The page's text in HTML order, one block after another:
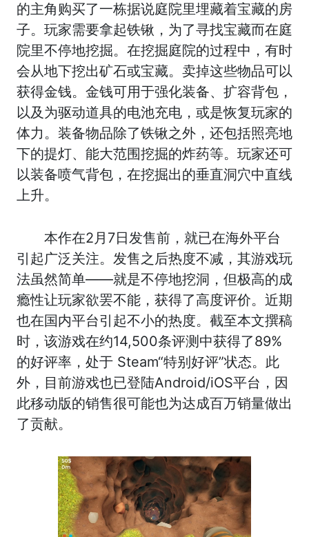
的主角购买了一栋据说庭院里埋藏着宝藏的房
子。玩家需要拿起铁锹，为了寻找宝藏而在庭
院里不停地挖掘。在挖掘庭院的过程中，有时
会从地下挖出矿石或宝藏。卖掉这些物品可以
获得金钱。金钱可用于强化装备、扩容背包，
以及为驱动道具的电池充电，或是恢复玩家的
体力。装备物品除了铁锹之外，还包括照亮地
下的提灯、能大范围挖掘的炸药等。玩家还可
以装备喷气背包，在挖掘出的垂直洞穴中直线
上升。
本作在2月7日发售前，就已在海外平台
引起广泛关注。发售之后热度不减，其游戏玩
法虽然简单——就是不停地挖洞，但极高的成
瘾性让玩家欲罢不能，获得了高度评价。近期
也在国内平台引起不小的热度。截至本文撰稿
时，该游戏在约14,500条评测中获得了89%
的好评率，处于 Steam“特别好评”状态。此
外，目前游戏也已登陆Android/iOS平台，因
此移动版的销售很可能也为达成百万销量做出
了贡献。